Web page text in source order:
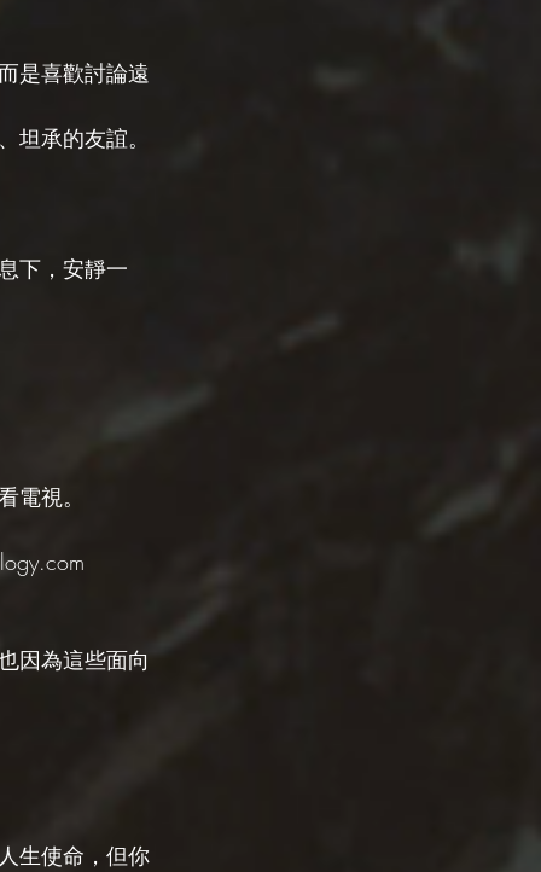
是喜歡討論遠
承的友誼。
下，安靜一
視。
因為這些面向
生使命，但你